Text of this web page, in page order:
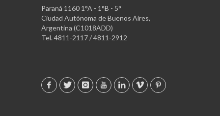
Paraná 1160 1°A - 1°B - 5°
Ciudad Autónoma de Buenos Aires,
Argentina (C1018ADD)
Tel. 4811-2117 / 4811-2912